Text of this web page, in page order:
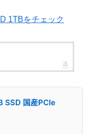
1TBをチェック
SSD 国産PCIe